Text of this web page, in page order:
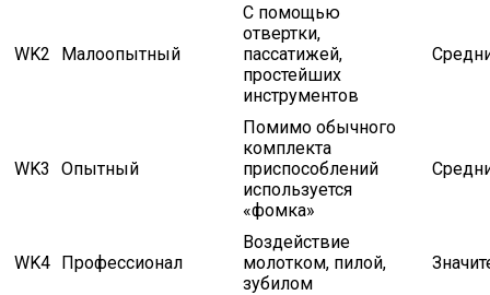
WK2 Малоопытный
С помощью
отвертки,
пассатижей,
простейших
инструментов
WK3 Опытный
Помимо обычного
комплекта
приспособлений
используется
«фомка»
WK4 Профессионал
Воздействие
молотком, пилой,
зубилом